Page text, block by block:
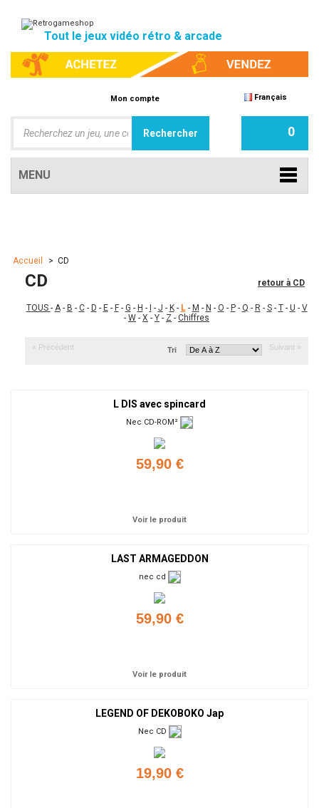
Tout le jeux vidéo rétro & arcade
Mon compte Français
0
MENU
Accueil > CD
retour à CD
CD
TOUS - A- B - C- D - E- F- G - H - - J - K- L- M - N - O - P- Q - R - S- T- U - V
- W - X - Y - Z - Chiffres
« Précédent Suivant »
Tri
L DIS avec spincard
Nec CD-ROM²
59,90 €
Voir le produit
LAST ARMAGEDDON
nec cd
59,90 €
Voir le produit
LEGEND OF DEKOBOKO Jap
Nec CD
19,90 €